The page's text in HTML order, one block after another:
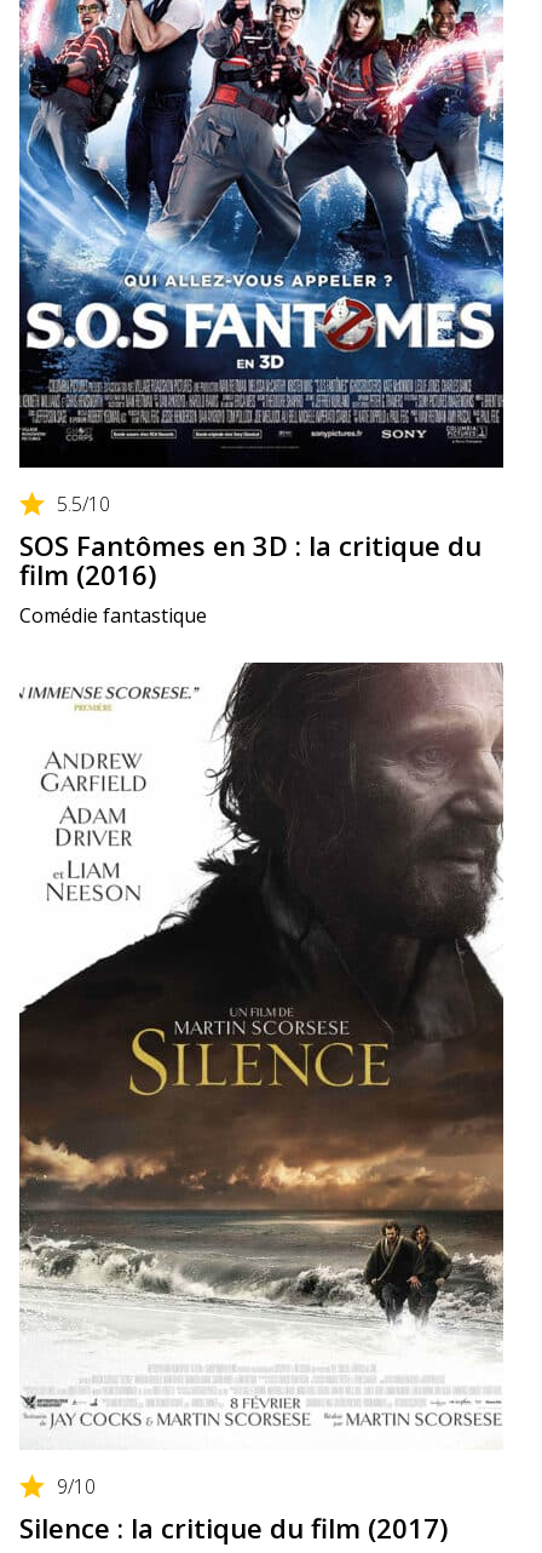
5.5/10
SOS Fantômes en 3D : la critique du
film (2016)
Comédie fantastique
9/10
Silence : la critique du film (2017)